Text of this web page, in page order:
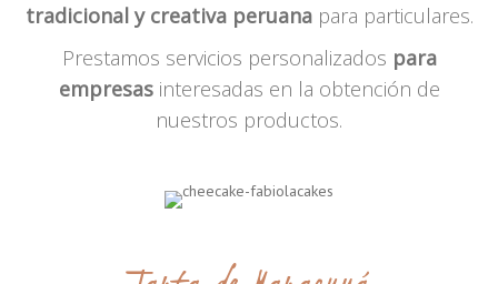
tradicional y creativa peruanapara particulares.
Prestamos servicios personalizados para
empresasinteresadas en la obtención de
nuestros productos.